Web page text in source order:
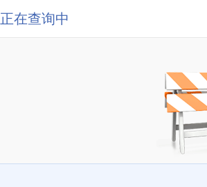
正在查询中